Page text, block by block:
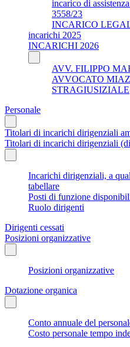
incarico di
3558/23
INCARICO
incarichi 2025
INCARICHI 2026
AVV. FILIPPO
AVVOCATO
STRAGIUSIZIALE
Personale
Titolari di incarichi dirigenziali
Titolari di incarichi dirigenziali
Incarichi dirigenziali, a
tabellare
Posti di funzione
Ruolo dirigenti
Dirigenti cessati
Posizioni organizzative
Posizioni organizzative
Dotazione organica
Conto annuale del
Costo personale tempo